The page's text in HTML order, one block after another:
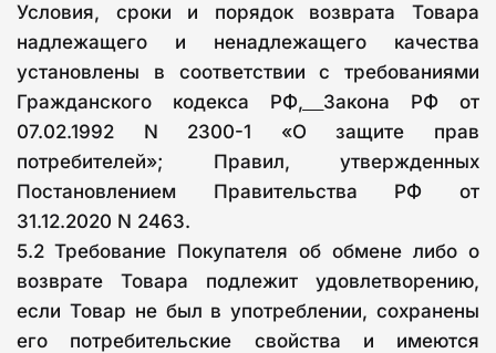
Условия, сроки и порядок возврата Товара
надлежащего и ненадлежащего качества
установлены в соответствии с требованиями
Гражданского кодекса РФ, Закона РФ от
07.02.1992 N 2300-1 «О защите прав
потребителей»; Правил, утвержденных
Постановлением Правительства РФ от
31.12.2020 N 2463.
5.2 Требование Покупателя об обмене либо о
возврате Товара подлежит удовлетворению,
если Товар не был в употреблении, сохранены
его потребительские свойства и имеются